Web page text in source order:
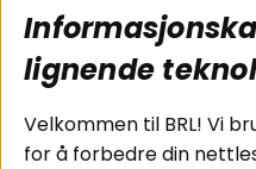
Koblingsguide for
subwoofers
Tilkobling av
bilforsterker
Koblingsguide for
lignende
Velkommen til BRL! Vi
for å forbedre din